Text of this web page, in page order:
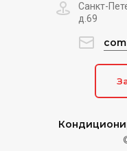
Санкт-
д.69